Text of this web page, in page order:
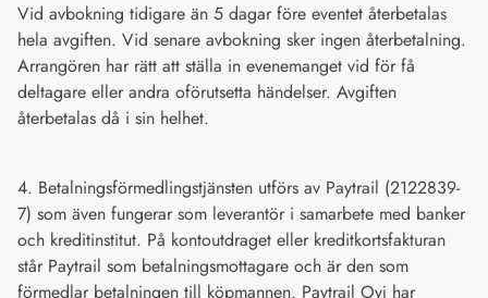
Vid avbokning tidigare än 5 dagar före eventet återbetalas
hela avgiften. Vid senare avbokning sker ingen återbetalning.
Arrangören har rätt att ställa in evenemanget vid för få
deltagare eller andra oförutsetta händelser. Avgiften
återbetalas då i sin helhet.
4. Betalningsförmedlingstjänsten utförs av Paytrail (2122839-
7) som även fungerar som leverantör i samarbete med banker
och kreditinstitut. På kontoutdraget eller kreditkortsfakturan
står Paytrail som betalningsmottagare och är den som
förmedlar betalningen till köpmannen. Paytrail Oyj har